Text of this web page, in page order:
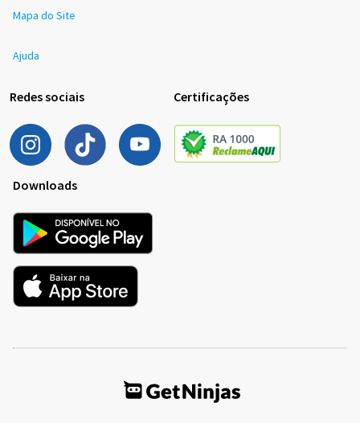
Mapa do Site
Ajuda
Redes sociais Certificações
Downloads